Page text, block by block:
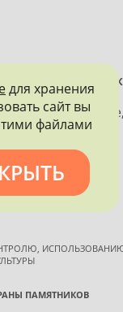
на
и
информации.
ПАМЯТНИКОВ
для хранения
сайт вы
файлами